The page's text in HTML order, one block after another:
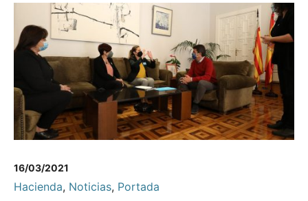
16/03/2021
Hacienda, Noticias, Portada